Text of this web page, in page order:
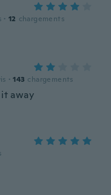
· 12 chargements
· 143 chargements
away